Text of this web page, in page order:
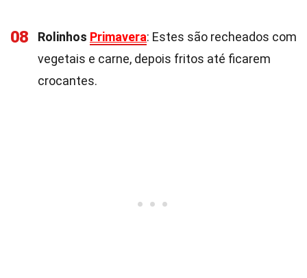
08 Rolinhos Primavera: Estes são recheados com
vegetais e carne, depois fritos até ficarem
crocantes.